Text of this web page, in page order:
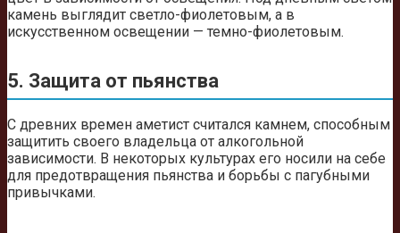
камень выглядит светло-фиолетовым, а в
искусственном освещении — темно-фиолетовым.
5. Защита от пьянства
С древних времен аметист считался камнем, способным
защитить своего владельца от алкогольной
зависимости. В некоторых культурах его носили на себе
для предотвращения пьянства и борьбы с пагубными
привычками.